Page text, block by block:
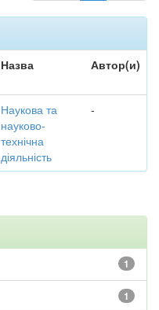
Назва Автор(и)
Наукова та
науково-
технічна
діяльність
-
1
1